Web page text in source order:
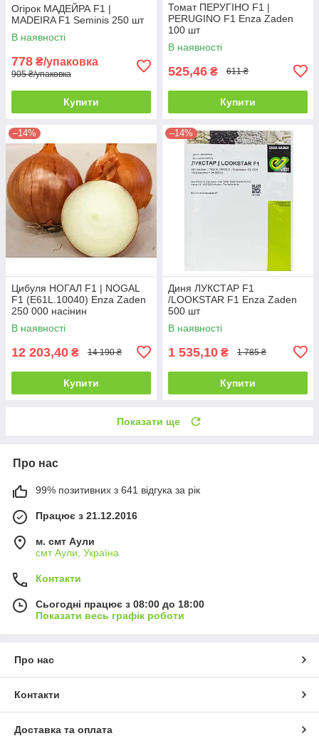
Огірок МАДЕЙРА F1 |
MADEIRA F1 Seminis 250 шт
В наявності
778 ₴/упаковка
905 ₴/упаковка
Купити
Томат ПЕРУГІНО F1 |
PERUGINO F1 Enza Zaden
100 шт
В наявності
525,46 ₴ 611 ₴
Купити
–14%
Цибуля НОГАЛ F1 | NOGAL
F1 (E61L.10040) Enza Zaden
250 000 насінин
В наявності
12 203,40 ₴ 14 190 ₴
Купити
–14%
Диня ЛУКСТАР F1
/LOOKSTAR F1 Enza Zaden
500 шт
В наявності
1 535,10 ₴ 1 785 ₴
Купити
Показати ще
Про нас
99% позитивних з 641 відгука за рік
Працює з 21.12.2016
м. смт Аули
смт Аули, Україна
Контакти
Сьогодні працює з 08:00 до 18:00
Показати весь графік роботи
Про нас
Контакти
Доставка та оплата